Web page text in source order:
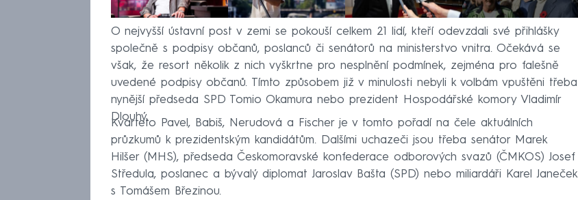
O nejvyšší ústavní post v zemi se pokouší celkem 21 lidí, kteří odevzdali své přihlášky
společně s podpisy občanů, poslanců či senátorů na ministerstvo vnitra. Očekává se
však, že resort několik z nich vyškrtne pro nesplnění podmínek, zejména pro falešně
uvedené podpisy občanů. Tímto způsobem již v minulosti nebyli k volbám vpuštěni třeba
nynější předseda SPD Tomio Okamura nebo prezident Hospodářské komory Vladimír
Dlouhý.
Kvarteto Pavel, Babiš, Nerudová a Fischer je v tomto pořadí na čele aktuálních
průzkumů k prezidentským kandidátům. Dalšími uchazeči jsou třeba senátor Marek
Hilšer (MHS), předseda Českomoravské konfederace odborových svazů (ČMKOS) Josef
Středula, poslanec a bývalý diplomat Jaroslav Bašta (SPD) nebo miliardáři Karel Janeček
s Tomášem Březinou.